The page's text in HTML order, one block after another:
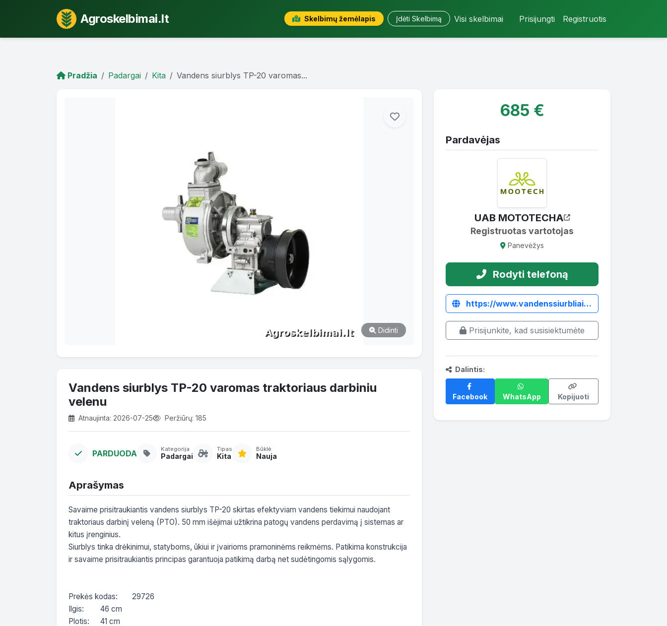
Agroskelbimai.lt Skelbimų žemėlapis Įdėti Skelbimą Visi skelbimai Prisijungti Registruotis
Pradžia Padargai Kita Vandens siurblys TP-20 varomas...
Didinti
Vandens siurblys TP-20 varomas traktoriaus darbiniu
velenu
Atnaujinta: 2026-07-25 Peržiūrų: 185
PARDUODA Kategorija
Padargai
Tipas
Kita
Būklė
Nauja
Aprašymas
Savaime prisitraukiantis vandens siurblys TP-20 skirtas efektyviam vandens tiekimui naudojant
traktoriaus darbinį veleną (PTO). 50 mm išėjimai užtikrina patogų vandens perdavimą į sistemas ar
kitus įrenginius.
Siurblys tinka drėkinimui, statyboms, ūkiui ir įvairioms pramoninėms reikmėms. Patikima konstrukcija
ir savaime prisitraukiantis principas garantuoja patikimą darbą net sudėtingomis sąlygomis.
Prekės kodas:	29726
Ilgis:	46 cm
Plotis:	41 cm
685 €
Pardavėjas
UAB MOTOTECHA
Registruotas vartotojas
Panevėžys
Rodyti telefoną
https://www.vandenssiurbliai.agregatai.lt/siurbliai-varomi-traktoriaus-darbinio-veleno/vandens-siurblys-tp-20-varomas-traktoriaus-darbiniu-velenu?sort=p.price&order=ASC
Prisijunkite, kad susisiektumėte
Dalintis:
Facebook WhatsApp Kopijuoti